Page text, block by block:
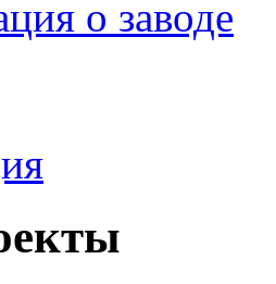
о заводе